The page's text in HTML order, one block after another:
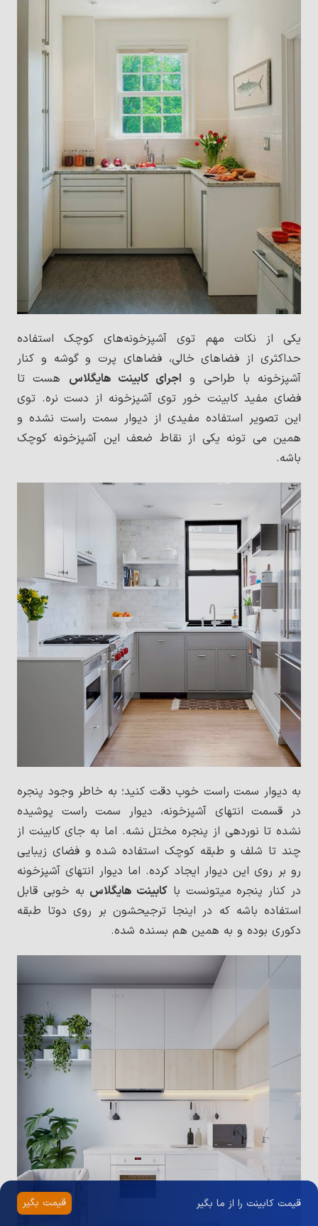
یکی از نکات مهم توی آشپزخونه‌های کوچک استفاده
حداکثری از فضاهای خالی، فضاهای پرت و گوشه و کنار
آشپزخونه با طراحی و اجرای کابینت هایگلاس هست تا
فضای مفید کابینت خور توی آشپزخونه از دست نره. توی
این تصویر استفاده مفیدی از دیوار سمت راست نشده و
همین می تونه یکی از نقاط ضعف این آشپزخونه کوچک
باشه.
به دیوار سمت راست خوب دقت کنید؛ به خاطر وجود پنجره
در قسمت انتهای آشپزخونه، دیوار سمت راست پوشیده
نشده تا نوردهی از پنجره مختل نشه. اما به جای کابینت از
چند تا شلف و طبقه کوچک استفاده شده و فضای زیبایی
رو بر روی این دیوار ایجاد کرده. اما دیوار انتهای آشپزخونه
در کنار پنجره میتونست با کابینت هایگلاس به خوبی قابل
استفاده باشه که در اینجا ترجیحشون بر روی دوتا طبقه
دکوری بوده و به همین هم بسنده شده.
قیمت کابینت را از ما بگیر قیمت بگیر